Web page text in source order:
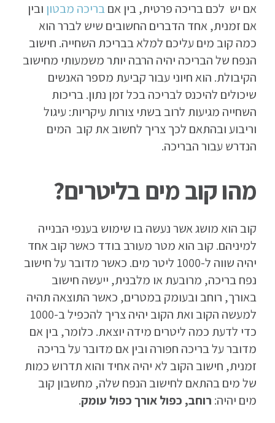
אם יש לכם בריכה פרטית, בין אםבריכה מבטון ובין
אם זמנית, אחד הדברים החשובים שיש לברר הוא
כמה קוב מים עליכם למלא בבריכת השחייה. חישוב
הנפח של הבריכה יהיה הרבה יותר משמעותי מחישוב
הקיבולת. הוא חיוני עבור קביעת מספר האנשים
שיכולים להיכנס לבריכה בכל זמן נתון. בריכות
השחייה מגיעות לרוב בשתי צורות עיקריות: עיגול
וריבוע ובהתאם לכך צריך לחשוב את קוב המים
הנדרש עבור הבריכה.
מהו קוב מים בליטרים?
קוב הוא מושג אשר נעשה בו שימוש בענפי הבנייה
למיניהם. קוב הוא מטר מעורב בודד כאשר קוב אחד
יהיה שווה ל-1000 ליטר מים. כאשר מדובר על חישוב
נפח בריכה, מרובעת או מלבנית, ייעשה חישוב
באורך, רוחב ובעומק במטרים, כאשר התוצאה תהיה
למעשה הקוב ואת הקוב יהיה צריך להכפיל ב-1000
כדי לדעת כמה ליטרים מידה יוצאת. כלומר, בין אם
מדובר על בריכה חפורה ובין אם מדובר על בריכה
זמנית, חישוב הקוב לא יהיה אחיד והוא תדרוש כמות
של מים בהתאם לחישוב הנפח שלה, מחשבון קוב
מים יהיה: רוחב, כפול אורך כפול עומק.